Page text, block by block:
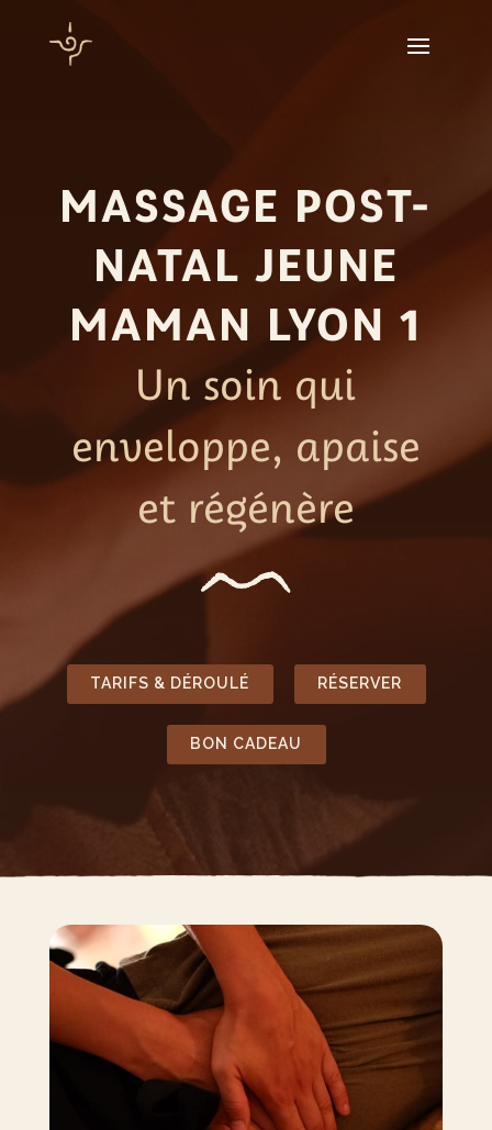
MASSAGE POST-
NATAL JEUNE
MAMAN LYON 1
Un soin qui
enveloppe, apaise
et régénère
TARIFS & DÉROULÉ RÉSERVER
BON CADEAU